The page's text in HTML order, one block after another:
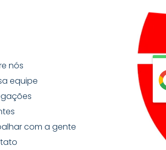
nós
equipe
com a gente